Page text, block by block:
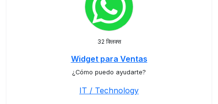
32 क्लिक्स
Widget para Ventas
¿Cómo puedo ayudarte?
IT / Technology